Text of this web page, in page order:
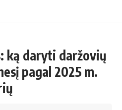
ką daryti daržovių
pagal 2025 m.